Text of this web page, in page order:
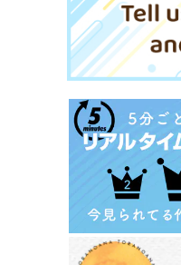
まほろば
1,572 円（税込）
石神千空×あさぎりゲ
専売 472 円（税込）
Dr.STONE
石神千空×あさぎりゲ